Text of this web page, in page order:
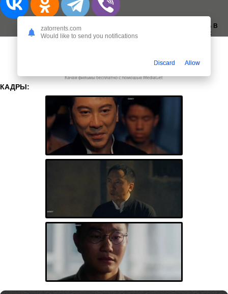
ДОБАВИТЬ В
ЗАКЛАДКИ:
КАДРЫ:
zatorrents.com
Would like to send you notifications
Discard Allow